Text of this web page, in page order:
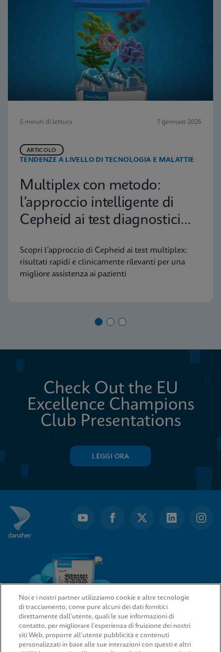
5 minuti di lettura 7 gennaio 2026
TENDENZE A LIVELLO DI TECNOLOGIA E MALATTIE
ARTICOLO
Multiplex con metodo:
l’approccio intelligente di
Cepheid ai test diagnostici
Scopri l’approccio di Cepheid ai test multiplex:
risultati rapidi e clinicamente rilevanti per una
migliore assistenza ai pazienti
Check Out the EU
Excellence Champions
Club Presentations
LEGGI ORA
LINK RAPIDI
Noi e i nostri partner utilizziamo cookie e altre tecnologie
di tracciamento, come pure alcuni dei dati fornitici
direttamente dall'utente, quali le sue informazioni di
contatto, per migliorare l'esperienza di fruizione dei nostri
siti Web, proporre all'utente pubblicità e contenuti
personalizzati in base alle sue interazioni con questi e altri